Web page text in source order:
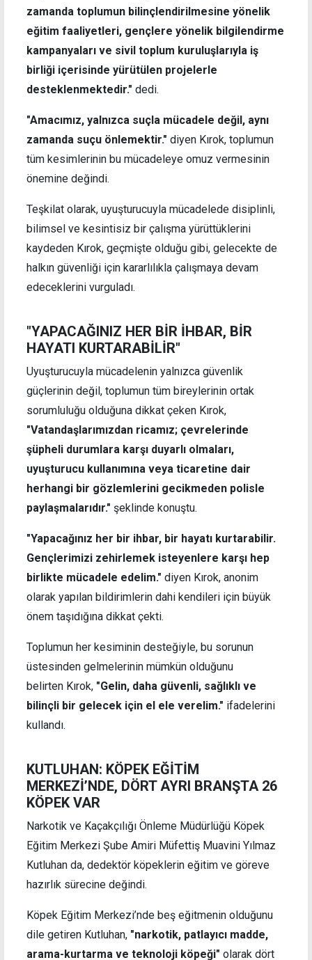
zamanda toplumun bilinçlendirilmesine yönelik
eğitim faaliyetleri, gençlere yönelik bilgilendirme
kampanyaları ve sivil toplum kuruluşlarıyla iş
birliği içerisinde yürütülen projelerle
desteklenmektedir." dedi.
"Amacımız, yalnızca suçla mücadele değil, aynı
zamanda suçu önlemektir." diyen Kırok, toplumun
tüm kesimlerinin bu mücadeleye omuz vermesinin
önemine değindi.
Teşkilat olarak, uyuşturucuyla mücadelede disiplinli,
bilimsel ve kesintisiz bir çalışma yürüttüklerini
kaydeden Kırok, geçmişte olduğu gibi, gelecekte de
halkın güvenliği için kararlılıkla çalışmaya devam
edeceklerini vurguladı.
"YAPACAĞINIZ HER BİR İHBAR, BİR
HAYATI KURTARABİLİR"
Uyuşturucuyla mücadelenin yalnızca güvenlik
güçlerinin değil, toplumun tüm bireylerinin ortak
sorumluluğu olduğuna dikkat çeken Kırok,
"Vatandaşlarımızdan ricamız; çevrelerinde
şüpheli durumlara karşı duyarlı olmaları,
uyuşturucu kullanımına veya ticaretine dair
herhangi bir gözlemlerini gecikmeden polisle
paylaşmalarıdır." şeklinde konuştu.
"Yapacağınız her bir ihbar, bir hayatı kurtarabilir.
Gençlerimizi zehirlemek isteyenlere karşı hep
birlikte mücadele edelim." diyen Kırok, anonim
olarak yapılan bildirimlerin dahi kendileri için büyük
önem taşıdığına dikkat çekti.
Toplumun her kesiminin desteğiyle, bu sorunun
üstesinden gelmelerinin mümkün olduğunu
belirten Kırok, "Gelin, daha güvenli, sağlıklı ve
bilinçli bir gelecek için el ele verelim." ifadelerini
kullandı.
KUTLUHAN: KÖPEK EĞİTİM
MERKEZİ’NDE, DÖRT AYRI BRANŞTA 26
KÖPEK VAR
Narkotik ve Kaçakçılığı Önleme Müdürlüğü Köpek
Eğitim Merkezi Şube Amiri Müfettiş Muavini Yılmaz
Kutluhan da, dedektör köpeklerin eğitim ve göreve
hazırlık sürecine değindi.
Köpek Eğitim Merkezi’nde beş eğitmenin olduğunu
dile getiren Kutluhan, "narkotik, patlayıcı madde,
arama-kurtarma ve teknoloji köpeği" olarak dört